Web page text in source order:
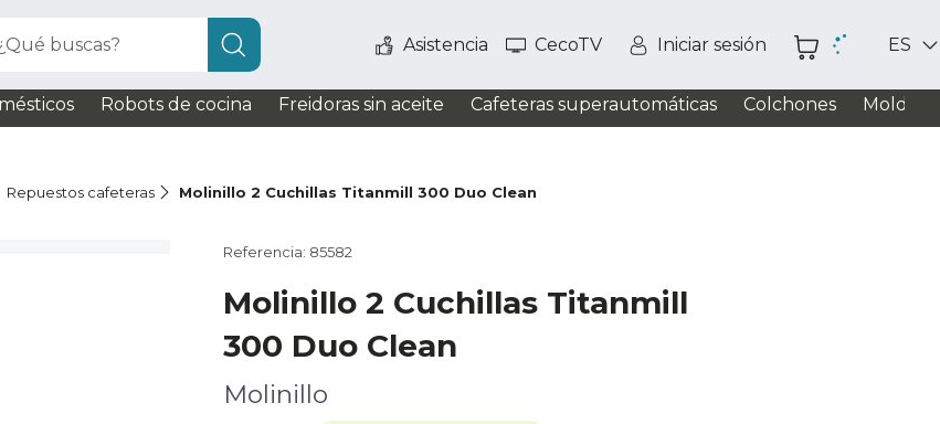
buscas? Asistencia CecoTV Iniciar sesión ES
Robots de cocina Freidoras sin aceite Cafeteras superautomáticas Colchones
Repuestos cafeteras Molinillo 2 Cuchillas Titanmill 300 Duo Clean
Referencia: 85582
Molinillo 2 Cuchillas Titanmill
300 Duo Clean
Molinillo